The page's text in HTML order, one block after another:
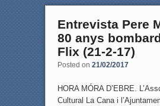
Entrevista Pere
80 anys
Flix (21-2-17)
Posted on 21/02/2017
HORA MÓRA D’EBRE.
Cultural La Cana i